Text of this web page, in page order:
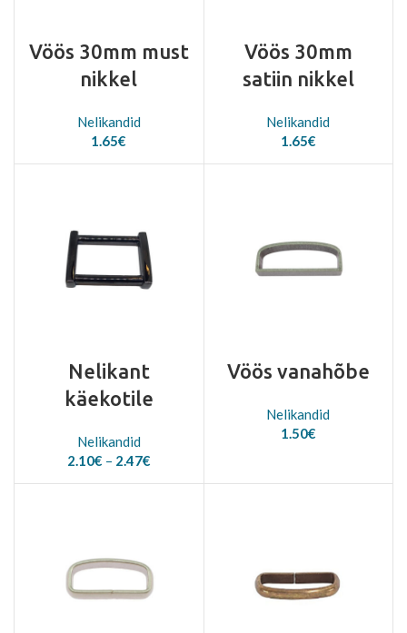
Vöös 30mm must
nikkel
Nelikandid
1.65€
Vöös 30mm
satiin nikkel
Nelikandid
1.65€
Nelikant
käekotile
Nelikandid
2.10€ – 2.47€Price
Vöös vanahõbe
Nelikandid
1.50€